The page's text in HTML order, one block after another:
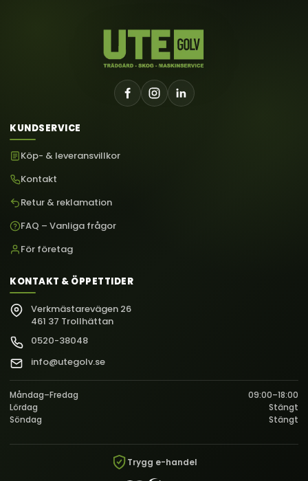
KUNDSERVICE
Köp- & leveransvillkor
Kontakt
Retur & reklamation
FAQ – Vanliga frågor
För företag
KONTAKT & ÖPPETTIDER
Verkmästarevägen 26
461 37 Trollhättan
0520-38048
info@utegolv.se
Måndag–Fredag
09:00–18:00
Lördag
Stängt
Söndag
Stängt
Trygg e-handel